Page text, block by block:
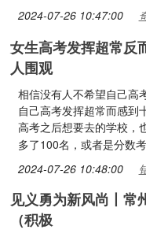
2024-07-26 10:47:00
女生高考发挥超常反
人围观
相信没有人不希望自己高
自己高考发挥超常而感到
高考之后想要去的学校，
多了100名，或者是分数
2024-07-26 10:48:00
见义勇为新风尚丨常
（积极